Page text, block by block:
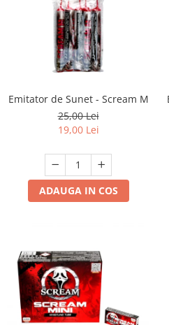
Emitator de Sunet - Scream M
25,00 Lei
19,00 Lei
ADAUGA IN COS